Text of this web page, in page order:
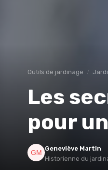
Outils de jardinage
Les
pour
Geneviève Martin
Historienne du